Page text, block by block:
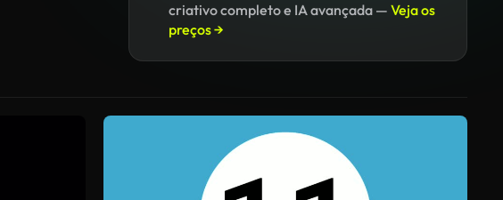
criativo completo e IA avançada — Veja os
preços →